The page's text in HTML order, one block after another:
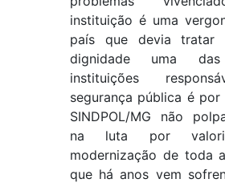
instituição é uma
país que devia tratar
dignidade uma das
instituições
segurança pública é
SINDPOL/MG não
na luta por
modernização de toda
que há anos vem